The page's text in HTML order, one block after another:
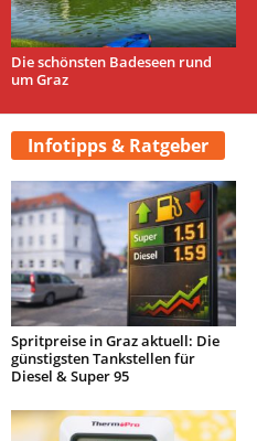
Die schönsten Badeseen rund
um Graz
Infotipps & Ratgeber
Spritpreise in Graz aktuell: Die
günstigsten Tankstellen für
Diesel & Super 95